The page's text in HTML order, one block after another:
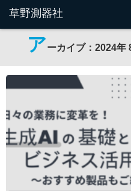
アーカイブ：2024年